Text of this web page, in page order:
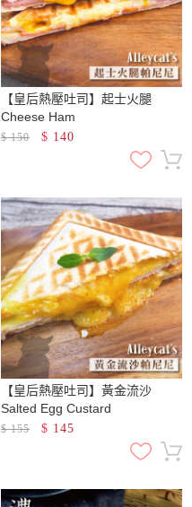
【皇后熱壓吐司】起士火腿
Cheese Ham
$150 $ 140
【皇后熱壓吐司】黃金流沙
Salted Egg Custard
$155 $ 145